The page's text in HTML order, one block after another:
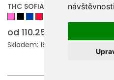
THC SOFIA. Dámské
od 110.25 Kč
Skladem: 181287 ks.